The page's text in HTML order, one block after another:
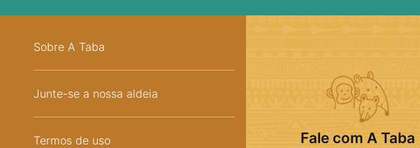
Sobre A Taba
Junte-se a nossa aldeia
Termos de uso Fale com A Taba